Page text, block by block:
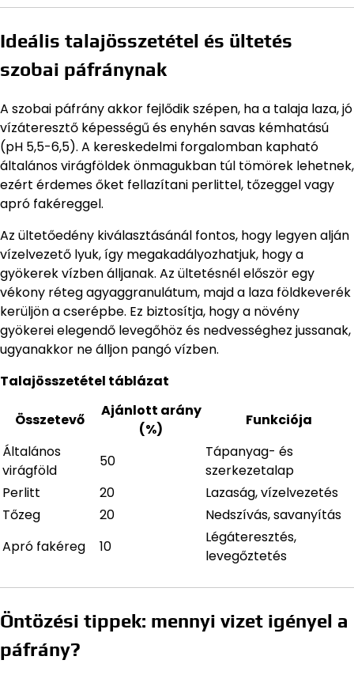
Ideális talajösszetétel és ültetés
szobai páfránynak
A szobai páfrány akkor fejlődik szépen, ha a talaja laza, jó
vízáteresztő képességű és enyhén savas kémhatású
(pH 5,5-6,5). A kereskedelmi forgalomban kapható
általános virágföldek önmagukban túl tömörek lehetnek,
ezért érdemes őket fellazítani perlittel, tőzeggel vagy
apró fakéreggel.
Az ültetőedény kiválasztásánál fontos, hogy legyen alján
vízelvezető lyuk, így megakadályozhatjuk, hogy a
gyökerek vízben álljanak. Az ültetésnél először egy
vékony réteg agyaggranulátum, majd a laza földkeverék
kerüljön a cserépbe. Ez biztosítja, hogy a növény
gyökerei elegendő levegőhöz és nedvességhez jussanak,
ugyanakkor ne álljon pangó vízben.
Talajösszetétel táblázat
Összetevő
Ajánlott arány
(%)
Funkciója
Általános
virágföld
50
Tápanyag- és
szerkezetalap
Perlitt
20
Lazaság, vízelvezetés
Tőzeg
20
Nedszívás, savanyítás
Apró fakéreg
10
Légáteresztés,
levegőztetés
Öntözési tippek: mennyi vizet igényel a
páfrány?